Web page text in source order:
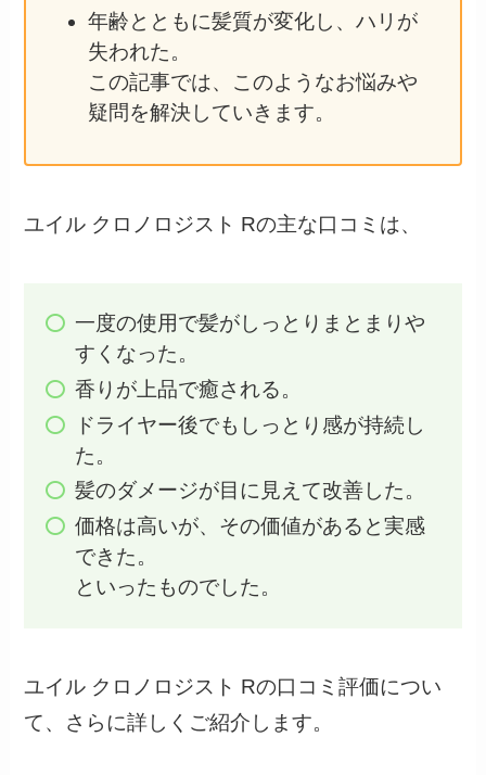
年齢とともに髪質が変化し、ハリが
失われた。
この記事では、このようなお悩みや
疑問を解決していきます。
ユイル クロノロジスト Rの主な口コミは、
一度の使用で髪がしっとりまとまりや
すくなった。
香りが上品で癒される。
ドライヤー後でもしっとり感が持続し
た。
髪のダメージが目に見えて改善した。
価格は高いが、その価値があると実感
できた。
といったものでした。
ユイル クロノロジスト Rの口コミ評価につい
て、さらに詳しくご紹介します。